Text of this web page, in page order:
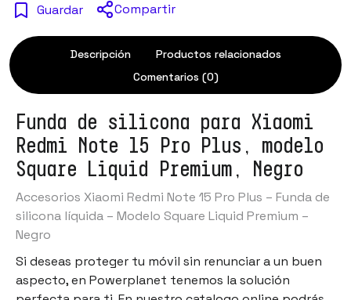
Guardar Compartir
Descripción
Productos relacionados
Comentarios (0)
Funda de silicona para Xiaomi
Redmi Note 15 Pro Plus, modelo
Square Liquid Premium, Negro
Accesorios Xiaomi Redmi Note 15 Pro Plus – Funda de
silicona líquida – Modelo Square Liquid Premium –
Negro
Si deseas proteger tu móvil sin renunciar a un buen
aspecto, en Powerplanet tenemos la solución